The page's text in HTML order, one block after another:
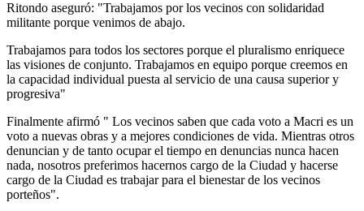
Ritondo aseguró: "Trabajamos por los vecinos con solidaridad
militante porque venimos de abajo.
Trabajamos para todos los sectores porque el pluralismo enriquece
las visiones de conjunto. Trabajamos en equipo porque creemos en
la capacidad individual puesta al servicio de una causa superior y
progresiva"
Finalmente afirmó " Los vecinos saben que cada voto a Macri es un
voto a nuevas obras y a mejores condiciones de vida. Mientras otros
denuncian y de tanto ocupar el tiempo en denuncias nunca hacen
nada, nosotros preferimos hacernos cargo de la Ciudad y hacerse
cargo de la Ciudad es trabajar para el bienestar de los vecinos
porteños".